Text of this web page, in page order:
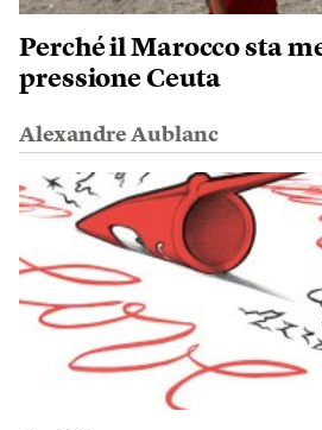
Perché il Marocco sta
pressione Ceuta
Alexandre Aublanc